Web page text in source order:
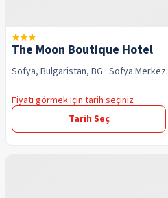
The Moon Boutique Hotel
Sofya, Bulgaristan, BG · Sofya Merkez:
Fiyatı görmek için tarih seçiniz
Tarih Seç